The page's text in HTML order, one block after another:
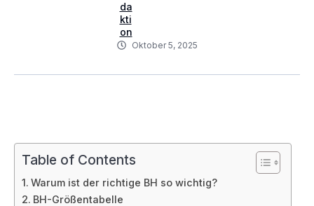
Oktober 5, 2025
Table of Contents
Warum ist der richtige BH so wichtig?
BH-Größentabelle